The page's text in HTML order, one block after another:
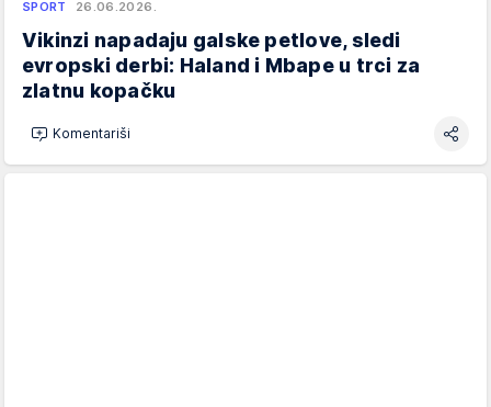
SPORT 26.06.2026.
Vikinzi napadaju galske petlove, sledi
evropski derbi: Haland i Mbape u trci za
zlatnu kopačku
Komentariši